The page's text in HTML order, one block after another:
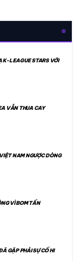
K-LEAGUE STARS VỚI
VẪN THUA CAY
NAM NGƯỢC DÒNG
VÌ BOM TẤN
GẶP PHẢI SỰ CỐ HI